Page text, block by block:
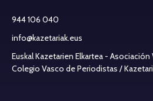
944 106 040
info@kazetariak.eus
Euskal Kazetarien Elkartea -
Colegio Vasco de Periodistas /